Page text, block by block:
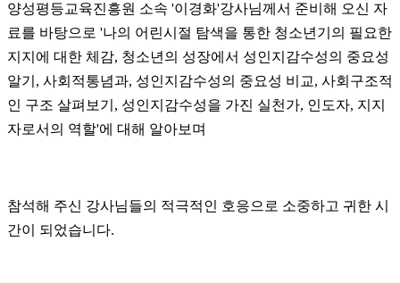
양성평등교육진흥원 소속 '이경화'강사님께서 준비해 오신 자
료를 바탕으로 '나의 어린시절 탐색을 통한 청소년기의 필요한
지지에 대한 체감, 청소년의 성장에서 성인지감수성의 중요성
알기, 사회적통념과, 성인지감수성의 중요성 비교, 사회구조적
인 구조 살펴보기, 성인지감수성을 가진 실천가, 인도자, 지지
자로서의 역할'에 대해 알아보며
참석해 주신 강사님들의 적극적인 호응으로 소중하고 귀한 시
간이 되었습니다.